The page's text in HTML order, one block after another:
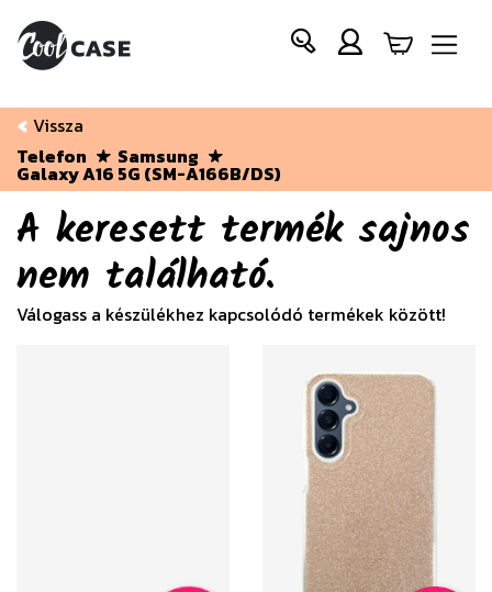
Vissza
Telefon
Samsung
Galaxy A16 5G (SM-A166B/DS)
A keresett termék sajnos
nem található.
Válogass a készülékhez kapcsolódó termékek között!